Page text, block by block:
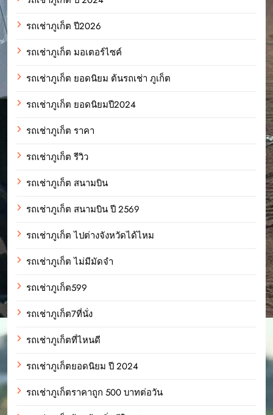
รถเช่าภูเก็ต ปี2026
รถเช่าภูเก็ต มอเตอร์ไซค์
รถเช่าภูเก็ต ยอดนิยม ต้นรถเช่า ภูเก็ต
รถเช่าภูเก็ต ยอดนิยมปี2024
รถเช่าภูเก็ต ราคา
รถเช่าภูเก็ต รีวิว
รถเช่าภูเก็ต สนามบิน
รถเช่าภูเก็ต สนามบิน ปี 2569
รถเช่าภูเก็ต ไปต่างจังหวัดได้ไหม
รถเช่าภูเก็ต ไม่มีมัดจำ
รถเช่าภูเก็ต599
รถเช่าภูเก็ต7ที่นั่ง
รถเช่าภูเก็ตที่ไหนดี
รถเช่าภูเก็ตยอดนิยม ปี 2024
รถเช่าภูเก็ตราคาถูก 500 บาทต่อวัน